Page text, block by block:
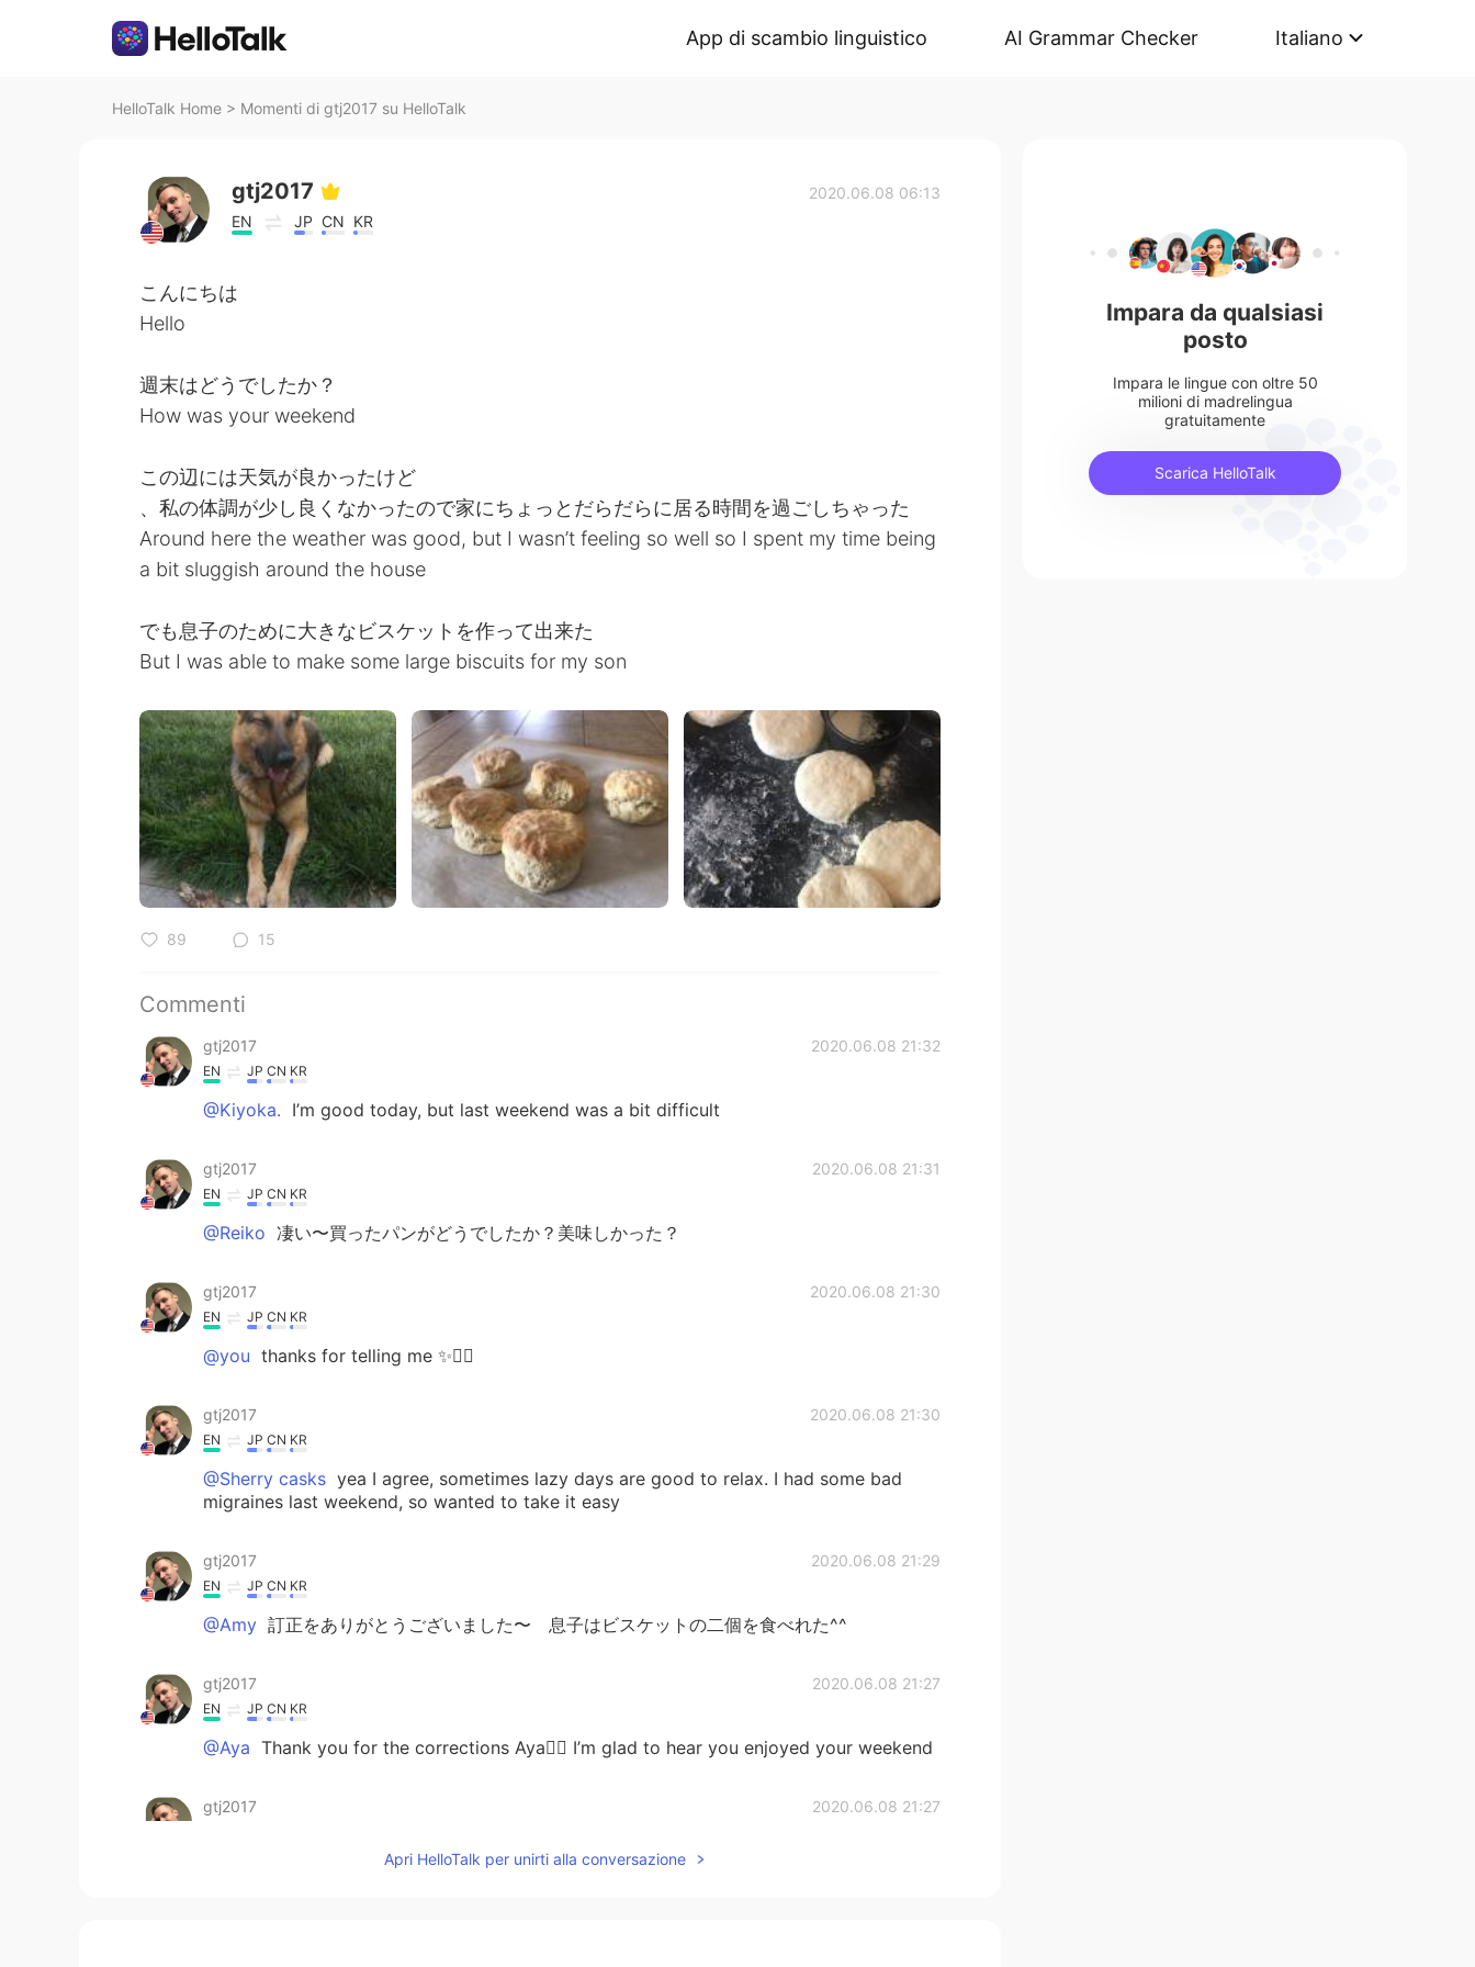
App di scambio linguistico AI Grammar Checker Italiano
HelloTalk Home > Momenti di gtj2017 su HelloTalk
gtj2017
EN JP CN KR
2020.06.08 06:13
こんにちは
Hello
週末はどうでしたか？
How was your weekend
この辺には天気が良かったけど
、私の体調が少し良くなかったので家にちょっとだらだらに居る時間を過ごしちゃった
Around here the weather was good, but I wasn’t feeling so well so I spent my time being
a bit sluggish around the house
でも息子のために大きなビスケットを作って出来た
But I was able to make some large biscuits for my son
89 15
Commenti
gtj2017 2020.06.08 21:32
EN JP CN KR
@Kiyoka. I’m good today, but last weekend was a bit difficult
gtj2017 2020.06.08 21:31
EN JP CN KR
@Reiko 凄い〜買ったパンがどうでしたか？美味しかった？
gtj2017 2020.06.08 21:30
EN JP CN KR
@you thanks for telling me ✨✌🏻
gtj2017 2020.06.08 21:30
EN JP CN KR
@Sherry casks yea I agree, sometimes lazy days are good to relax. I had some bad
migraines last weekend, so wanted to take it easy
gtj2017 2020.06.08 21:29
EN JP CN KR
@Amy 訂正をありがとうございました〜 息子はビスケットの二個を食べれた^^
gtj2017 2020.06.08 21:27
EN JP CN KR
@Aya Thank you for the corrections Aya✌🏻 I’m glad to hear you enjoyed your weekend
gtj2017 2020.06.08 21:27
訂正をありがとうございました😊
Apri HelloTalk per unirti alla conversazione
Impara da qualsiasi
posto
Impara le lingue con oltre 50
milioni di madrelingua
gratuitamente
Scarica HelloTalk